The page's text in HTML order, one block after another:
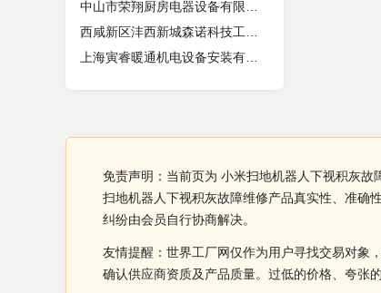
免责声明：当前页为 小米扫地机器人下视积灰
扫地机器人下视积灰故障维修产品真实性、准确
纠纷由会员自行协商解决。
友情提醒：世界工厂网仅作为用户寻找交易对象
确认供应商资质及产品质量。过低的价格、夸张